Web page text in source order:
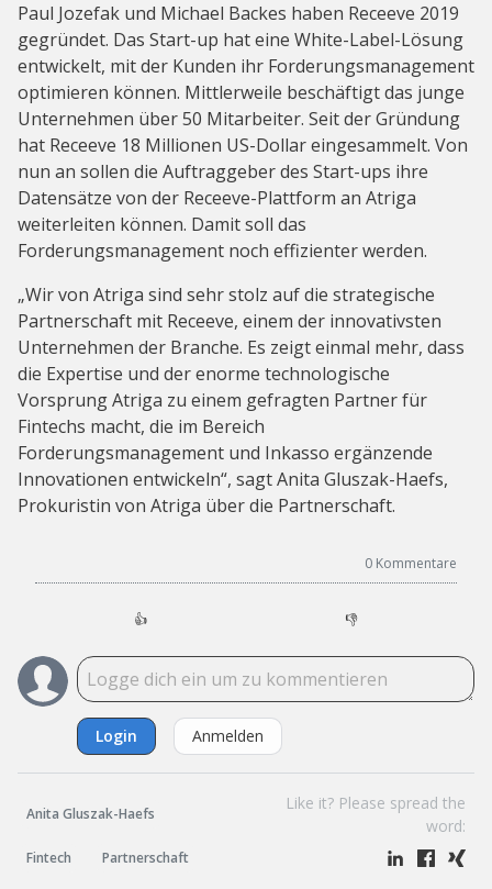
Paul Jozefak und Michael Backes haben Receeve 2019
gegründet. Das Start-up hat eine White-Label-Lösung
entwickelt, mit der Kunden ihr Forderungsmanagement
optimieren können. Mittlerweile beschäftigt das junge
Unternehmen über 50 Mitarbeiter. Seit der Gründung
hat Receeve 18 Millionen US-Dollar eingesammelt. Von
nun an sollen die Auftraggeber des Start-ups ihre
Datensätze von der Receeve-Plattform an Atriga
weiterleiten können. Damit soll das
Forderungsmanagement noch effizienter werden.
„Wir von Atriga sind sehr stolz auf die strategische
Partnerschaft mit Receeve, einem der innovativsten
Unternehmen der Branche. Es zeigt einmal mehr, dass
die Expertise und der enorme technologische
Vorsprung Atriga zu einem gefragten Partner für
Fintechs macht, die im Bereich
Forderungsmanagement und Inkasso ergänzende
Innovationen entwickeln“, sagt Anita Gluszak-Haefs,
Prokuristin von Atriga über die Partnerschaft.
0 Kommentare
👍 👎
Login Anmelden
Anita Gluszak-Haefs
Fintech Partnerschaft
Like it? Please spread the
word: